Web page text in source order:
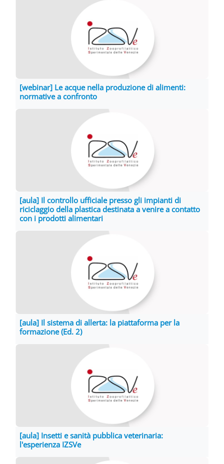
[webinar] Le acque nella produzione di alimenti:
normative a confronto
[aula] Il controllo ufficiale presso gli impianti di
riciclaggio della plastica destinata a venire a contatto
con i prodotti alimentari
[aula] Il sistema di allerta: la piattaforma per la
formazione (Ed. 2)
[aula] Insetti e sanità pubblica veterinaria:
l'esperienza IZSVe